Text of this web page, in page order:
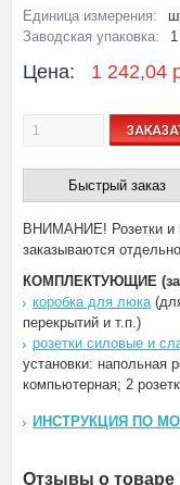
Единица измерения:
Заводская упаковка:
Цена: 1 242,04
Быстрый заказ
ВНИМАНИЕ! Розетки и
заказываются
КОМПЛЕКТУЮЩИЕ
коробка для люка
перекрытий и т.п.)
розетки силовые и
установки: напольная
компьютерная; 2
ИНСТРУКЦИЯ ПО
Отзывы о товаре